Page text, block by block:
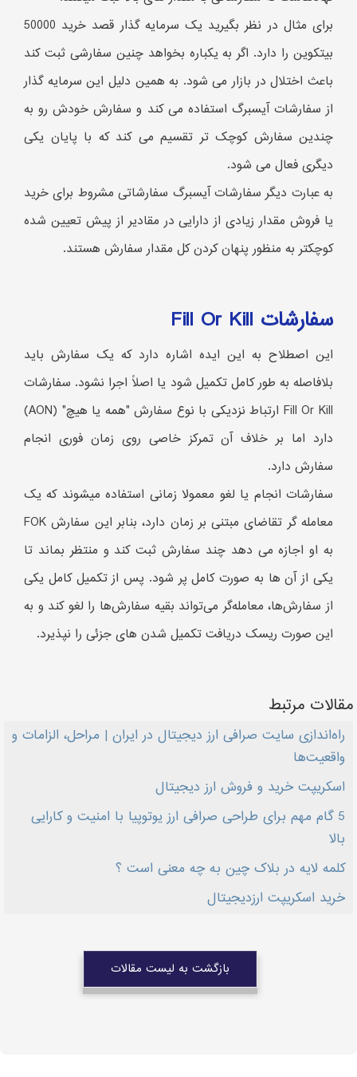
برای مثال در نظر بگیرید یک سرمایه گذار قصد خرید 50000
بیتکوین را دارد. اگر به یکباره بخواهد چنین سفارشی ثبت کند
باعث اختلال در بازار می شود. به همین دلیل این سرمایه گذار
از سفارشات آیسبرگ استفاده می کند و سفارش خودش رو به
چندین سفارش کوچک تر تقسیم می کند که با پایان یکی
دیگری فعال می شود.
به عبارت دیگر سفارشات آیسبرگ سفارشاتی مشروط برای خرید
یا فروش مقدار زیادی از دارایی در مقادیر از پیش تعیین شده
کوچکتر به منظور پنهان کردن کل مقدار سفارش هستند.
سفارشات Fill Or Kill
این اصطلاح به این ایده اشاره دارد که یک سفارش باید
بلافاصله به طور کامل تکمیل شود یا اصلاً اجرا نشود. سفارشات
Fill Or Kill ارتباط نزدیکی با نوع سفارش "همه یا هیچ" (AON)
دارد اما بر خلاف آن تمرکز خاصی روی زمان فوری انجام
سفارش دارد.
سفارشات انجام یا لغو معمولا زمانی استفاده میشوند که یک
معامله گر تقاضای مبتنی بر زمان دارد، بنابر این سفارش FOK
به او اجازه می دهد چند سفارش ثبت کند و منتظر بماند تا
یکی از آن ها به صورت کامل پر شود. پس از تکمیل کامل یکی
از سفارش‌ها، معامله‌گر می‌تواند بقیه سفارش‌ها را لغو کند و به
این صورت ریسک دریافت تکمیل شدن های جزئی را نپذیرد.
مقالات مرتبط
راه‌اندازی سایت صرافی ارز دیجیتال در ایران | مراحل، الزامات و
واقعیت‌ها
اسکریپت خرید و فروش ارز دیجیتال
5 گام مهم برای طراحی صرافی ارز یوتوپیا با امنیت و کارایی
بالا
کلمه لایه در بلاک چین به چه معنی است ؟
خرید اسکریپت ارزدیجیتال
بازگشت به لیست مقالات